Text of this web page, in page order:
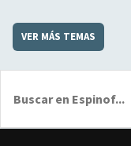
VER MÁS TEMAS